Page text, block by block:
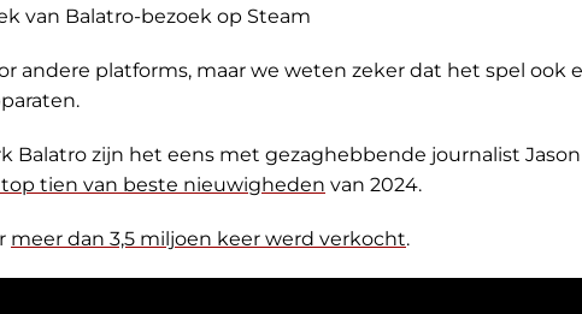
van Balatro-bezoek op Steam
andere platforms, maar we weten zeker dat het spel ook
Balatro zijn het eens met gezaghebbende journalist Jason
tien van beste nieuwigheden van 2024.
meer dan 3,5 miljoen keer werd verkocht.